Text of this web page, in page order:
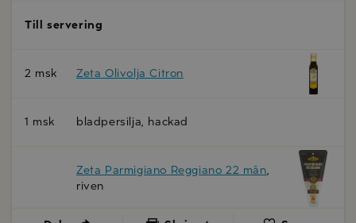
Till servering
2 msk Zeta Olivolja Citron
1 msk bladpersilja, hackad
Zeta Parmigiano Reggiano 22 mån,
riven